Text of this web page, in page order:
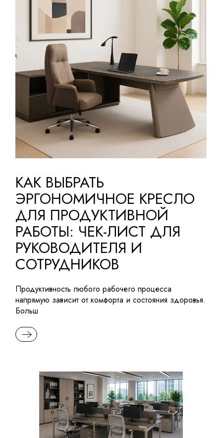
КАК ВЫБРАТЬ
ЭРГОНОМИЧНОЕ КРЕСЛО
ДЛЯ ПРОДУКТИВНОЙ
РАБОТЫ: ЧЕК-ЛИСТ ДЛЯ
РУКОВОДИТЕЛЯ И
СОТРУДНИКОВ
Продуктивность любого рабочего процесса
напрямую зависит от комфорта и состояния здоровья.
Больш
READ MORE